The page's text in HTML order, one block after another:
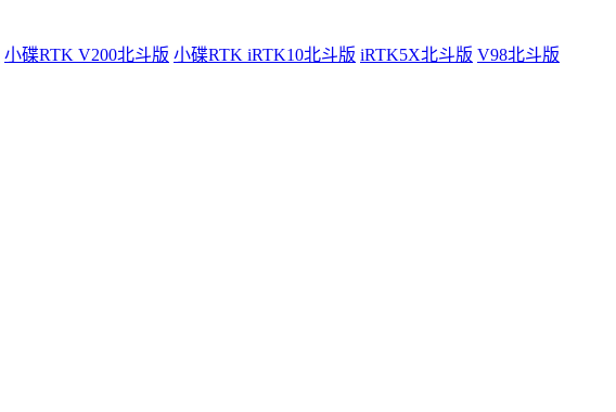
小碟RTK V200北斗版 小碟RTK iRTK10北斗版 iRTK5X北斗版 V98北斗版